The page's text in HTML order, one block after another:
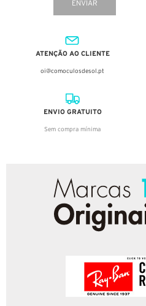
ENVIAR
ATENÇÃO AO CLIENTE
oi@comoculosdesol.pt
ENVIO GRATUITO
Sem compra mínima